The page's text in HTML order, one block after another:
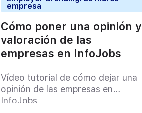
empresa
Cómo poner una opinión y
valoración de las
empresas en InfoJobs
Vídeo tutorial de cómo dejar una
opinión de las empresas en
InfoJobs